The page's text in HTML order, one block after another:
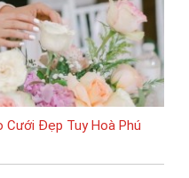
Cưới Đẹp Tuy Hoà Phú